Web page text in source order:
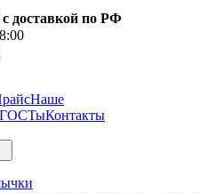
с доставкой по РФ
Наше
ГОСТыКонтакты